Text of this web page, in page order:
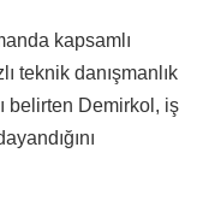
kapsamlı
teknik danışmanlık
belirten Demirkol, iş